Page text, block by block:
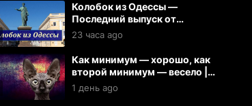
Колобок из Одессы —
Последний выпуск от
06.08.2026
23 часа ago
Как минимум — хорошо, как
второй минимум — весело |
Кот Костян
1 день ago